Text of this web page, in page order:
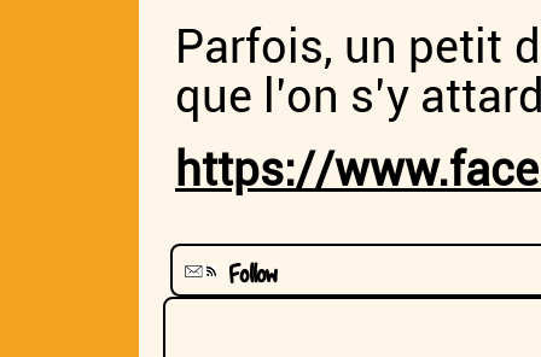
Parfois, un petit
que l’on s’y
https://
Follow